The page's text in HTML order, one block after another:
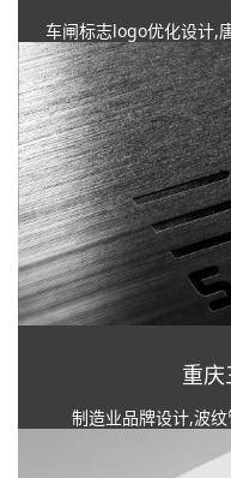
车闸标志logo优化设计,
重
制造业品牌设计,波